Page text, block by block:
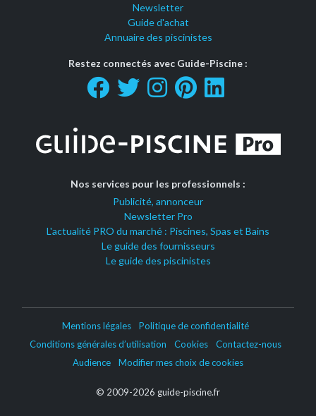
Newsletter
Guide d'achat
Annuaire des piscinistes
Restez connectés avec Guide-Piscine :
Nos services pour les professionnels :
Publicité, annonceur
Newsletter Pro
L'actualité PRO du marché : Piscines, Spas et Bains
Le guide des fournisseurs
Le guide des piscinistes
Mentions légales
Politique de confidentialité
Conditions générales d’utilisation
Cookies
Contactez-nous
Audience
Modifier mes choix de cookies
© 2009-2026 guide-piscine.fr